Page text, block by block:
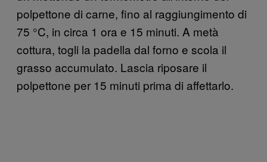
polpettone di carne, fino al raggiungimento di
75 °C, in circa 1 ora e 15 minuti. A metà
cottura, togli la padella dal forno e scola il
grasso accumulato. Lascia riposare il
polpettone per 15 minuti prima di affettarlo.